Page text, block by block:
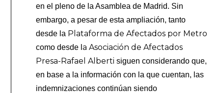
en el pleno de la Asamblea de Madrid. Sin
embargo, a pesar de esta ampliación, tanto
desde la Plataforma de Afectados por Metro
como desde la Asociación de Afectados
Presa-Rafael Alberti siguen considerando que,
en base a la información con la que cuentan, las
indemnizaciones continúan siendo